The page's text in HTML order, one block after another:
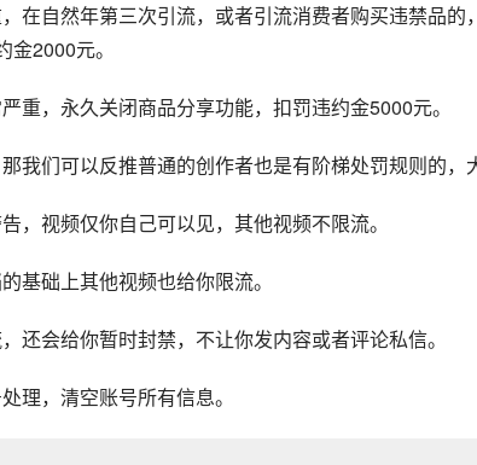
在自然年第三次引流，或者引流消费者购买违禁品
2000元。
重，永久关闭商品分享功能，扣罚违约金5000元。
我们可以反推普通的创作者也是有阶梯处罚规则的，
，视频仅你自己可以见，其他视频不限流。
基础上其他视频也给你限流。
还会给你暂时封禁，不让你发内容或者评论私信。
理，清空账号所有信息。